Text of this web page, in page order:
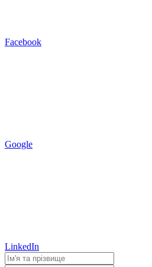
Facebook
Google
LinkedIn